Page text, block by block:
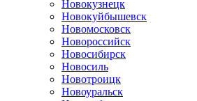
Новокузнецк
Новокуйбышевск
Новомосковск
Новороссийск
Новосибирск
Новосиль
Новотроицк
Новоуральск